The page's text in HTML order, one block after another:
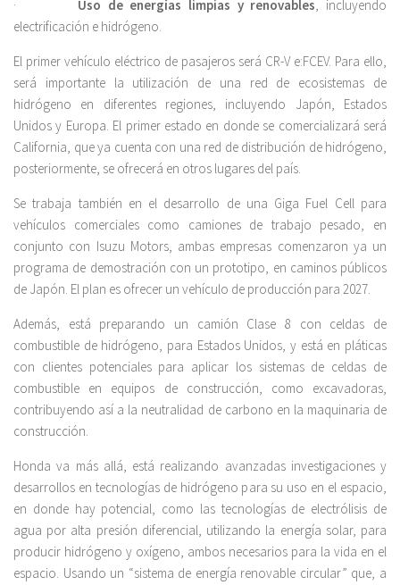
· Uso de energías limpias y renovables, incluyendo
electrificación e hidrógeno.
El primer vehículo eléctrico de pasajeros será CR-V e:FCEV. Para ello,
será importante la utilización de una red de ecosistemas de
hidrógeno en diferentes regiones, incluyendo Japón, Estados
Unidos y Europa. El primer estado en donde se comercializará será
California, que ya cuenta con una red de distribución de hidrógeno,
posteriormente, se ofrecerá en otros lugares del país.
Se trabaja también en el desarrollo de una Giga Fuel Cell para
vehículos comerciales como camiones de trabajo pesado, en
conjunto con Isuzu Motors, ambas empresas comenzaron ya un
programa de demostración con un prototipo, en caminos públicos
de Japón. El plan es ofrecer un vehículo de producción para 2027.
Además, está preparando un camión Clase 8 con celdas de
combustible de hidrógeno, para Estados Unidos, y está en pláticas
con clientes potenciales para aplicar los sistemas de celdas de
combustible en equipos de construcción, como excavadoras,
contribuyendo así a la neutralidad de carbono en la maquinaria de
construcción.
Honda va más allá, está realizando avanzadas investigaciones y
desarrollos en tecnologías de hidrógeno para su uso en el espacio,
en donde hay potencial, como las tecnologías de electrólisis de
agua por alta presión diferencial, utilizando la energía solar, para
producir hidrógeno y oxígeno, ambos necesarios para la vida en el
espacio. Usando un “sistema de energía renovable circular” que, a